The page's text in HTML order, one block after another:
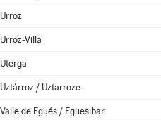
Urroz
Urroz-Villa
Uterga
Uztárroz / Uztarroze
Valle de Egüés / Eguesibar